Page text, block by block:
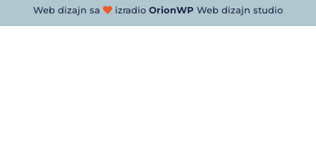
Web dizajn sa izradio OrionWP Web dizajn studio